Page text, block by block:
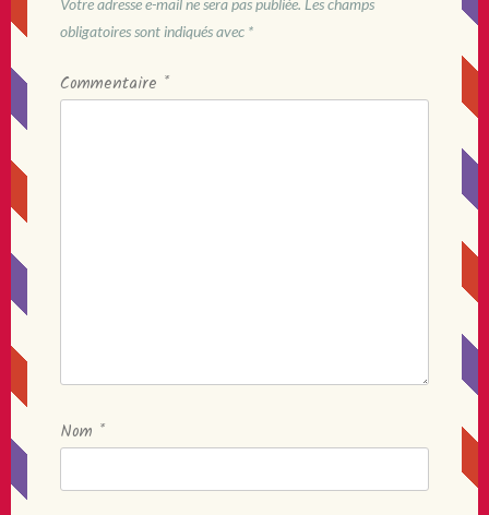
obligatoires sont indiqués avec *
Commentaire *
Nom *